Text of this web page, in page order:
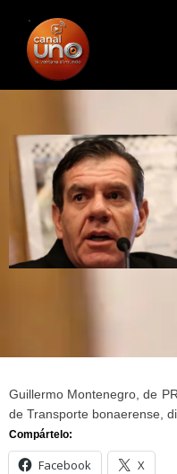
Guillermo Montenegro, de
de Transporte bonaerense,
Compártelo:
Facebook X